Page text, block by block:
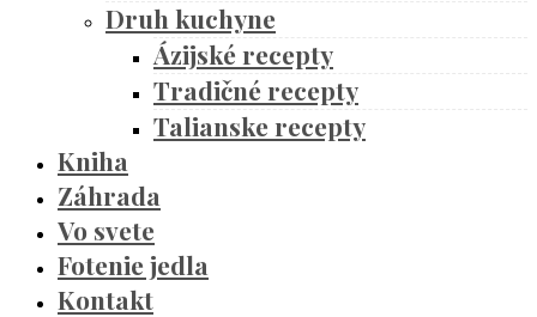
Druh kuchyne
Ázijské recepty
Tradičné recepty
Talianske recepty
Kniha
Záhrada
Vo svete
Fotenie jedla
Kontakt